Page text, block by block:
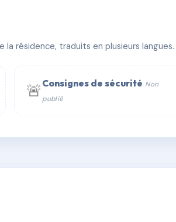
résidence, traduits en plusieurs langues.
🚨 Consignes de sécurité Non
publié